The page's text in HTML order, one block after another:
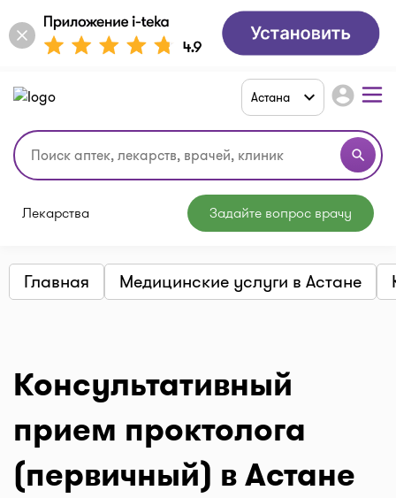
search
Астана account_circle
Лекарства Задайте вопрос врачу
Главная Медицинские услуги в Астане
Консультативный
прием проктолога
(первичный) в Астане